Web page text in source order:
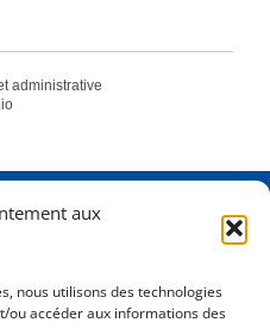
aux
nous utilisons des technologies
ou accéder aux informations des
administrative
à 12h